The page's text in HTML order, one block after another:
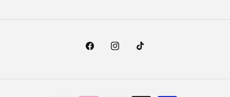
FacebookInstagramTikTok